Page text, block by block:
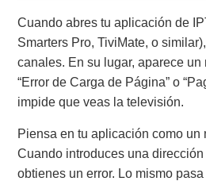
Cuando abres tu aplicación de
Smarters Pro, TiviMate, o
canales. En su lugar, aparece
“Error de Carga de Página” o
impide que veas la televisión.
Piensa en tu aplicación como un
Cuando introduces una
obtienes un error. Lo mismo